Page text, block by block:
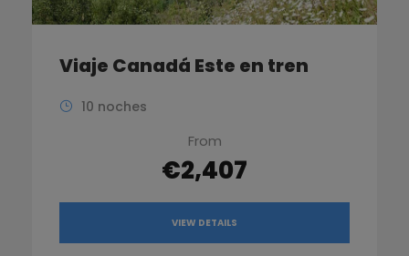
Viaje Canadá Este en tren
10 noches
From
€2,407
VIEW DETAILS